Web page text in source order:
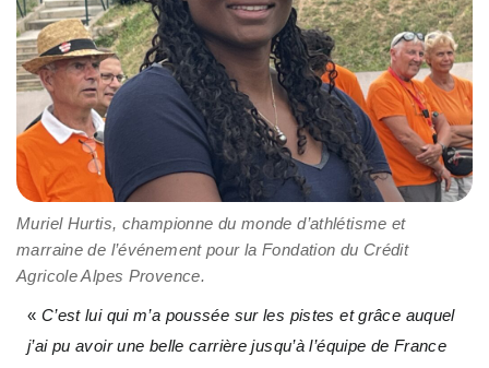
Muriel Hurtis, championne du monde d’athlétisme et
marraine de l’événement pour la Fondation du Crédit
Agricole Alpes Provence.
« C’est lui qui m’a poussée sur les pistes et grâce auquel
j’ai pu avoir une belle carrière jusqu’à l’équipe de France